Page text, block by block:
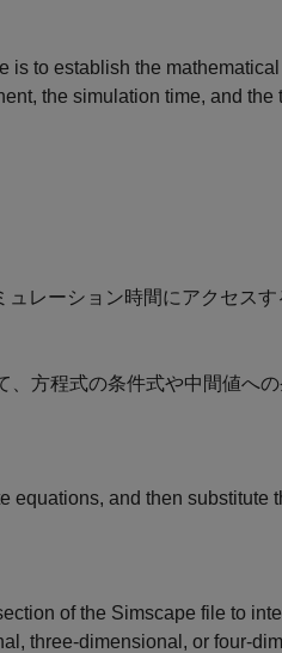
is to establish the
the simulation time, and
レーション時間にアクセスす
、方程式の条件式や中間値へ
equations, and then substitute
of the Simscape file to
three-dimensional, or four-